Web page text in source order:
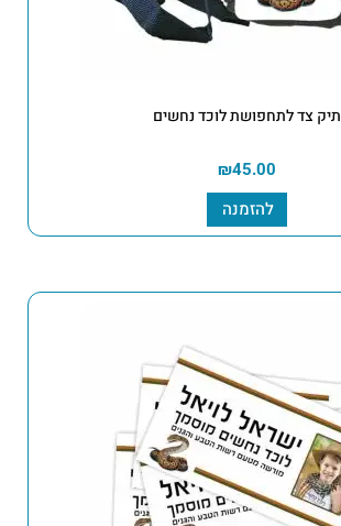
תיק צד לתחפושת לוכד נחשים
₪45.00
להזמנה